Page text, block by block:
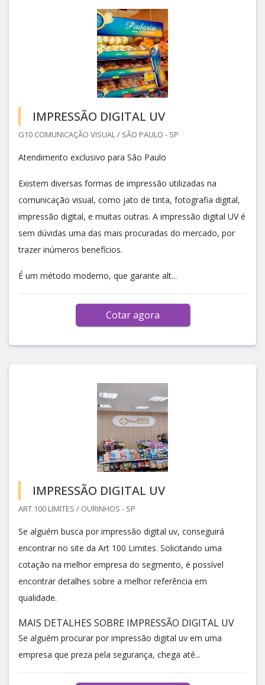
IMPRESSÃO DIGITAL UV
G10 COMUNICAÇÃO VISUAL / SÃO PAULO - SP
Atendimento exclusivo para São Paulo
Existem diversas formas de impressão utilizadas na
comunicação visual, como jato de tinta, fotografia digital,
impressão digital, e muitas outras. A impressão digital UV é
sem dúvidas uma das mais procuradas do mercado, por
trazer inúmeros benefícios.
É um método moderno, que garante alt...
Cotar agora
IMPRESSÃO DIGITAL UV
ART 100 LIMITES / OURINHOS - SP
Se alguém busca por impressão digital uv, conseguirá
encontrar no site da Art 100 Limites. Solicitando uma
cotação na melhor empresa do segmento, é possível
encontrar detalhes sobre a melhor referência em
qualidade.
MAIS DETALHES SOBRE IMPRESSÃO DIGITAL UV
Se alguém procurar por impressão digital uv em uma
empresa que preza pela segurança, chega até...